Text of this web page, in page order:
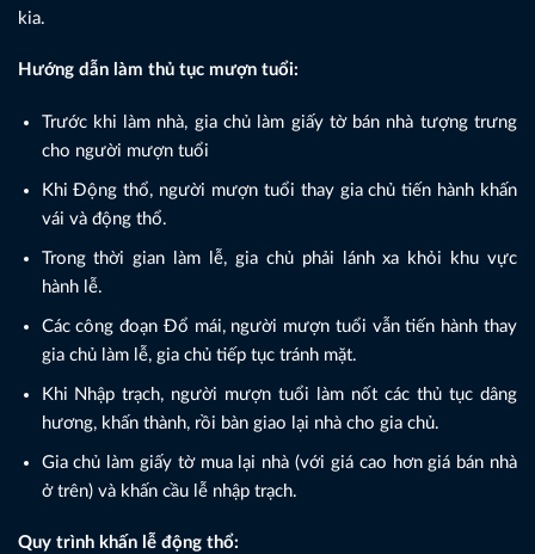
kia.
Hướng dẫn làm thủ tục mượn tuổi:
Trước khi làm nhà, gia chủ làm giấy tờ bán nhà tượng trưng
cho người mượn tuổi
Khi Động thổ, người mượn tuổi thay gia chủ tiến hành khấn
vái và động thổ.
Trong thời gian làm lễ, gia chủ phải lánh xa khỏi khu vực
hành lễ.
Các công đoạn Đổ mái, người mượn tuổi vẫn tiến hành thay
gia chủ làm lễ, gia chủ tiếp tục tránh mặt.
Khi Nhập trạch, người mượn tuổi làm nốt các thủ tục dâng
hương, khấn thành, rồi bàn giao lại nhà cho gia chủ.
Gia chủ làm giấy tờ mua lại nhà (với giá cao hơn giá bán nhà
ở trên) và khấn cầu lễ nhập trạch.
Quy trình khấn lễ động thổ: